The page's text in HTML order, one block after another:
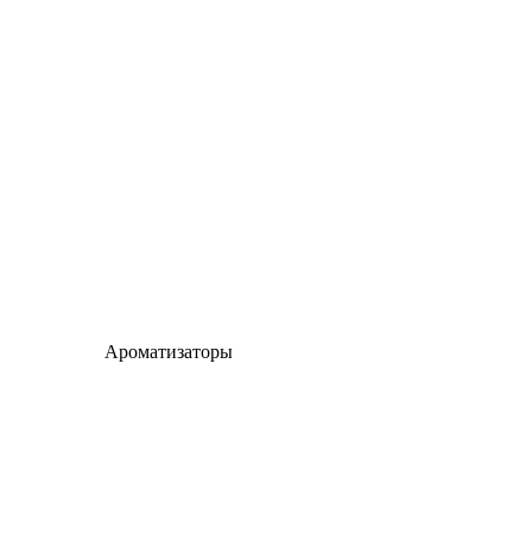
Ароматизаторы